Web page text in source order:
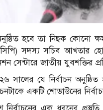
হবে তা নিছক কোনো
সদস্য সচিব আখতার
সেন্টারে জাতীয় যুবশক্তির
যে নির্বাচন অনুষ্ঠিত
একটি শোডাউনের